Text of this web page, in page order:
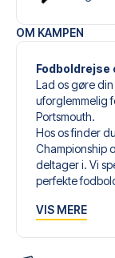
OM KAMPEN
Fodboldrejse
Lad os gøre
uforglemmelig
Portsmouth.
Hos os finder
Championship
deltager i. Vi
perfekte
at give dig en
VIS MERE